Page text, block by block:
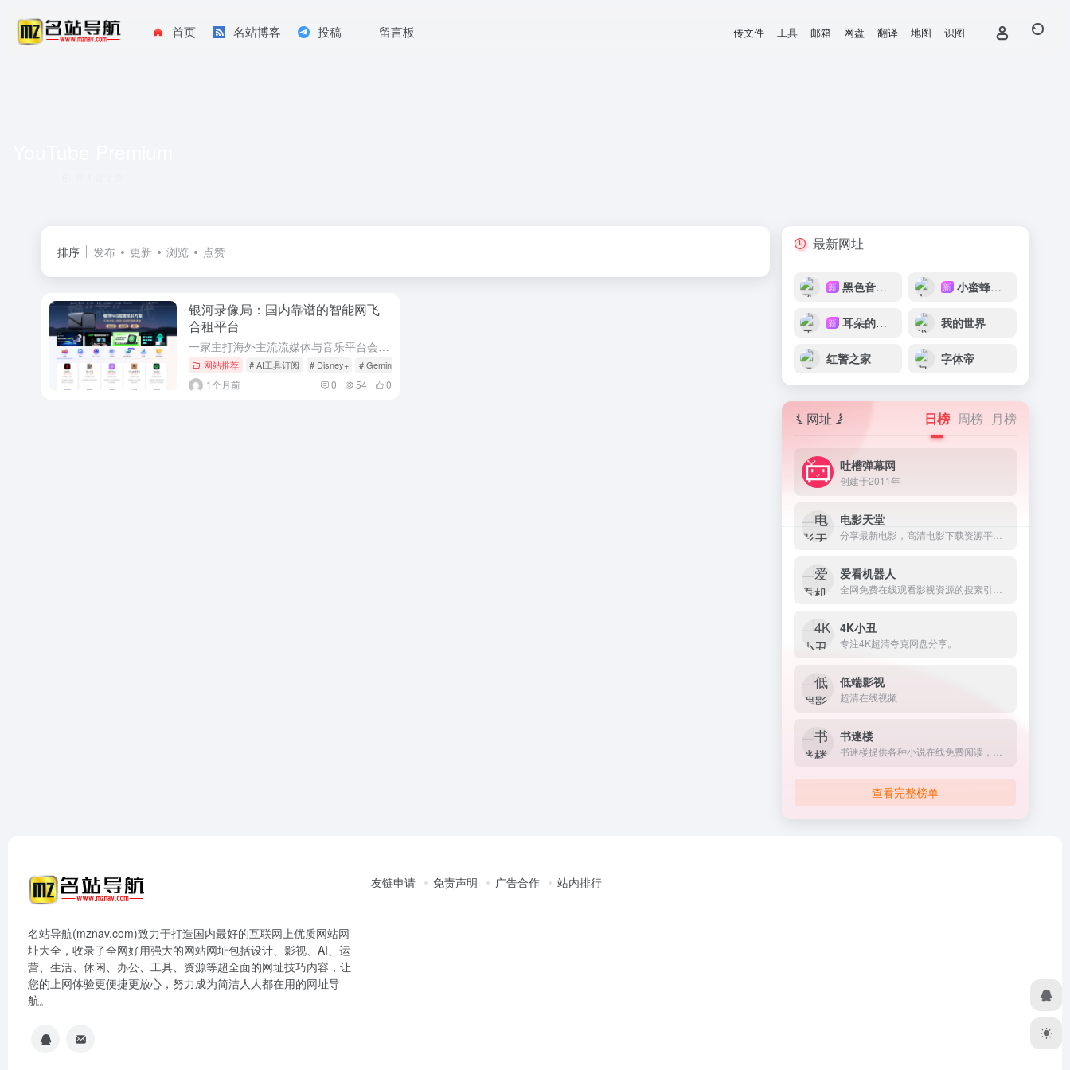
首页 名站博客 投稿 留言板 传文件 工具 邮箱 网盘 翻译 地图 识图
排序 发布 更新 浏览 点赞
银河录像局：国内靠谱的智能网飞
合租平台
一家主打海外主流流媒体与音乐平台会员服务的第三方站点，即「银河录像局」官方服务平台。平台聚焦 Netflix、Spotify、Disney+、HBO Max 等海外头部影音服务，提供会员子账号、账号代...
网站推荐 # AI工具订阅 # Disney+ # Gemini Pro
1个月前 0 54 0
最新网址
新 黑色音频DJ 新 小蜜蜂音乐网
新 耳朵的主人 我的世界
红警之家 字体帝
网址 日榜 周榜 月榜
吐槽弹幕网
创建于2011年
电影天堂
爱看机器人
4K小丑
专注4K超清夸克网盘分享。
低端影视
超清在线视频
书迷楼
查看完整榜单
名站导航(mznav.com)致力于打造国内最好的互联网上优质网站网
址大全，收录了全网好用强大的网站网址包括设计、影视、AI、运
营、生活、休闲、办公、工具、资源等超全面的网址技巧内容，让
您的上网体验更便捷更放心，努力成为简洁人人都在用的网址导
航。
友链申请 免责声明 广告合作 站内排行